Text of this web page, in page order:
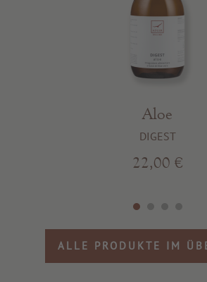
Aloe
DIGEST
22,00 €
ALLE PRODUKTE IM